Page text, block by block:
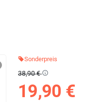
Sonderpreis
38,90 €
19,90 €